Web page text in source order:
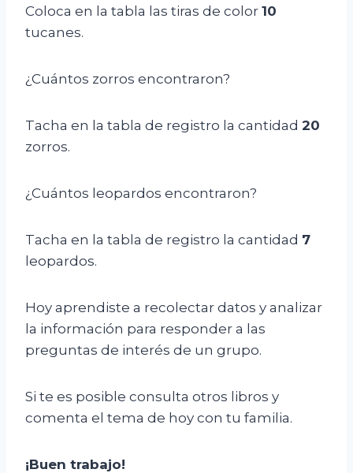
Coloca en la tabla las tiras de color 10
tucanes.
¿Cuántos zorros encontraron?
Tacha en la tabla de registro la cantidad 20
zorros.
¿Cuántos leopardos encontraron?
Tacha en la tabla de registro la cantidad 7
leopardos.
Hoy aprendiste a recolectar datos y analizar
la información para responder a las
preguntas de interés de un grupo.
Si te es posible consulta otros libros y
comenta el tema de hoy con tu familia.
¡Buen trabajo!